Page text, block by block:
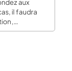
aux
il faudra
liste